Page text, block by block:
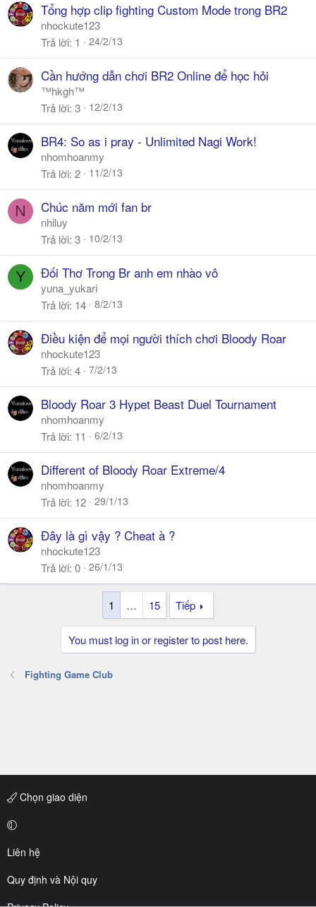
Tổng hợp clip fighting Custom Mode trong BR2
nhockute123
Trả lời 1 24/2/13
Cần hướng dẫn chơi BR2 Online để học hỏi
™hkgh™
Trả lời 3 12/2/13
BR4: So as i pray - Unlimited Nagi Work!
nhomhoanmy
Trả lời 2 11/2/13
N Chúc năm mới fan br
nhiluy
Trả lời 3 10/2/13
Y Đối Thơ Trong Br anh em nhào vô
yuna_yukari
Trả lời 14 8/2/13
Điều kiện để mọi người thích chơi Bloody Roar
nhockute123
Trả lời 4 7/2/13
Bloody Roar 3 Hypet Beast Duel Tournament
nhomhoanmy
Trả lời 11 6/2/13
Different of Bloody Roar Extreme/4
nhomhoanmy
Trả lời 12 29/1/13
Đây là gì vậy ? Cheat à ?
nhockute123
Trả lời 0 26/1/13
1 … 15 Tiếp
You must log in or register to post here.
Fighting Game Club
Chọn giao diện
Liên hệ
Quy định và Nội quy